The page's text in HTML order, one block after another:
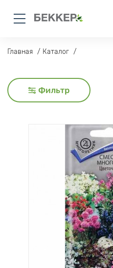
Главная Каталог
Фильтр